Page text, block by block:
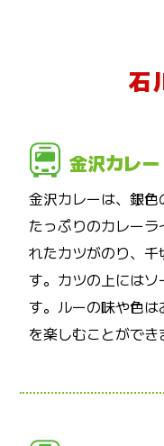
石
金沢カレー
金沢カレーは、銀
たっぷりのカレー
れたカツがのり、
す。カツの上には
す。ルーの味や色
を楽しむことができ